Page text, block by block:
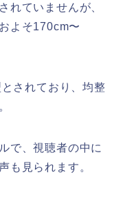
れていませんが、
よそ170cm〜
されており、均整
で、視聴者の中に
も見られます。